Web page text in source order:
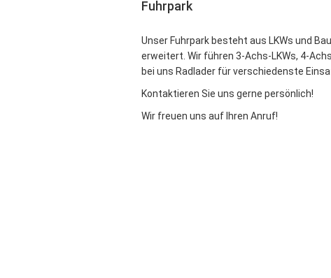
Fuhrpark
Unser Fuhrpark besteht aus LKWs und
erweitert. Wir führen 3-Achs-LKWs, 4-
bei uns Radlader für verschiedenste
Kontaktieren Sie uns gerne persönlich!
Wir freuen uns auf Ihren Anruf!